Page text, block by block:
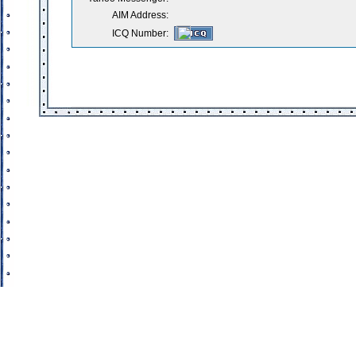
AIM Address:
ICQ Number: